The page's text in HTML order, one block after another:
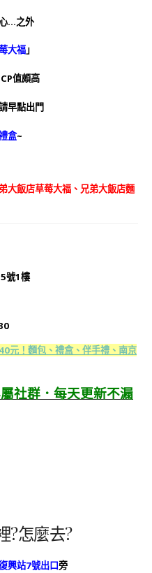
…之外
大福」
值頗高
早點出門
盒~
大飯店草莓大福、兄弟大飯店麵
號1樓
元！麵包、禮盒、伴手禮、南京
社群．每天更新不漏
?怎麼去?
興站7號出口旁